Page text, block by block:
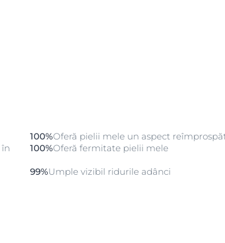
100%Oferă pielii mele un aspect
100%Oferă fermitate pielii mele
99%Umple vizibil ridurile adânci